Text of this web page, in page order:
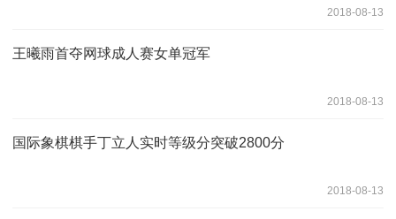
2018-08-13
王曦雨首夺网球成人赛女单冠军
2018-08-13
国际象棋棋手丁立人实时等级分突破2800分
2018-08-13